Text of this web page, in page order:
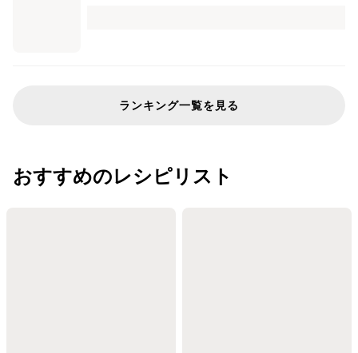
ランキング一覧を見る
おすすめのレシピリスト